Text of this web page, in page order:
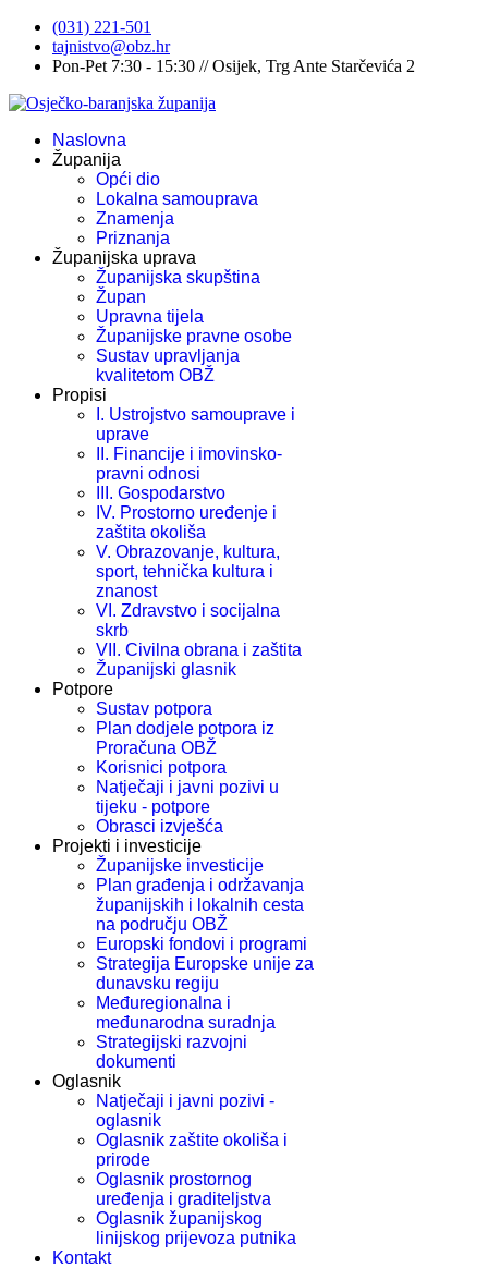
(031) 221-501
tajnistvo@obz.hr
Pon-Pet 7:30 - 15:30 // Osijek, Trg Ante Starčevića 2
Naslovna
Županija
Opći dio
Lokalna samouprava
Znamenja
Priznanja
Županijska uprava
Županijska skupština
Župan
Upravna tijela
Županijske pravne osobe
Sustav upravljanja
kvalitetom OBŽ
Propisi
I. Ustrojstvo samouprave i
uprave
II. Financije i imovinsko-
pravni odnosi
III. Gospodarstvo
IV. Prostorno uređenje i
zaštita okoliša
V. Obrazovanje, kultura,
sport, tehnička kultura i
znanost
VI. Zdravstvo i socijalna
skrb
VII. Civilna obrana i zaštita
Županijski glasnik
Potpore
Sustav potpora
Plan dodjele potpora iz
Proračuna OBŽ
Korisnici potpora
Natječaji i javni pozivi u
tijeku - potpore
Obrasci izvješća
Projekti i investicije
Županijske investicije
Plan građenja i održavanja
županijskih i lokalnih cesta
na području OBŽ
Europski fondovi i programi
Strategija Europske unije za
dunavsku regiju
Međuregionalna i
međunarodna suradnja
Strategijski razvojni
dokumenti
Oglasnik
Natječaji i javni pozivi -
oglasnik
Oglasnik zaštite okoliša i
prirode
Oglasnik prostornog
uređenja i graditeljstva
Oglasnik županijskog
linijskog prijevoza putnika
Kontakt